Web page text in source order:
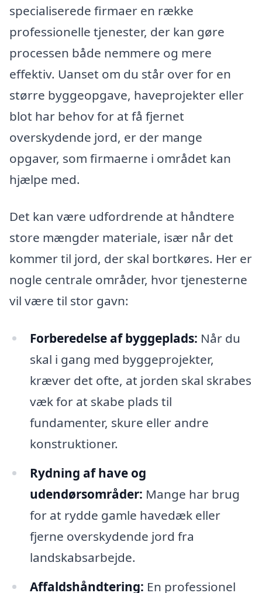
specialiserede firmaer en række
professionelle tjenester, der kan gøre
processen både nemmere og mere
effektiv. Uanset om du står over for en
større byggeopgave, haveprojekter eller
blot har behov for at få fjernet
overskydende jord, er der mange
opgaver, som firmaerne i området kan
hjælpe med.
Det kan være udfordrende at håndtere
store mængder materiale, især når det
kommer til jord, der skal bortkøres. Her er
nogle centrale områder, hvor tjenesterne
vil være til stor gavn:
Forberedelse af byggeplads: Når du
skal i gang med byggeprojekter,
kræver det ofte, at jorden skal skrabes
væk for at skabe plads til
fundamenter, skure eller andre
konstruktioner.
Rydning af have og
udendørsområder: Mange har brug
for at rydde gamle havedæk eller
fjerne overskydende jord fra
landskabsarbejde.
Affaldshåndtering: En professionel